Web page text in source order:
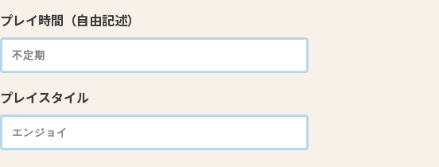
プレイ時間（自由記述）
プレイスタイル